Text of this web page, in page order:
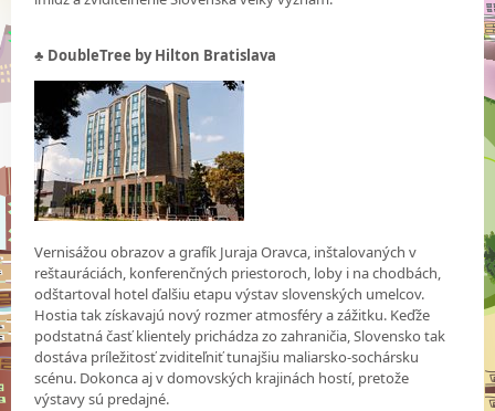
♣ DoubleTree by Hilton Bratislava
Vernisážou obrazov a grafík Juraja Oravca, inštalovaných v
reštauráciách, konferenčných priestoroch, loby i na chodbách,
odštartoval hotel ďalšiu etapu výstav slovenských umelcov.
Hostia tak získavajú nový rozmer atmosféry a zážitku. Keďže
podstatná časť klientely prichádza zo zahraničia, Slovensko tak
dostáva príležitosť zviditeľniť tunajšiu maliarsko-sochársku
scénu. Dokonca aj v domovských krajinách hostí, pretože
výstavy sú predajné.